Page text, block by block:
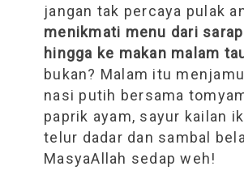
jangan tak percaya pulak
menikmati menu dari
hingga ke makan malam
bukan? Malam itu
nasi putih bersama
paprik ayam, sayur kailan
telur dadar dan sambal
MasyaAllah sedap weh!